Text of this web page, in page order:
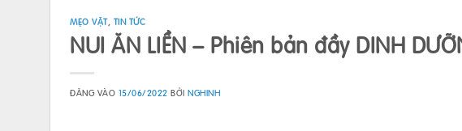
MẸO VẶT, TIN TỨC
NUI ĂN LIỀN – Phiên bản đầy DINH
ĐĂNG VÀO 15/06/2022 BỞINGHINH